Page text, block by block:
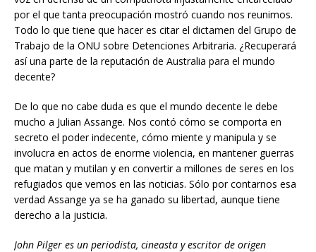
por el que tanta preocupación mostró cuando nos reunimos.
Todo lo que tiene que hacer es citar el dictamen del Grupo de
Trabajo de la ONU sobre Detenciones Arbitraria. ¿Recuperará
así una parte de la reputación de Australia para el mundo
decente?
De lo que no cabe duda es que el mundo decente le debe
mucho a Julian Assange. Nos contó cómo se comporta en
secreto el poder indecente, cómo miente y manipula y se
involucra en actos de enorme violencia, en mantener guerras
que matan y mutilan y en convertir a millones de seres en los
refugiados que vemos en las noticias. Sólo por contarnos esa
verdad Assange ya se ha ganado su libertad, aunque tiene
derecho a la justicia.
John Pilger es un periodista, cineasta y escritor de origen